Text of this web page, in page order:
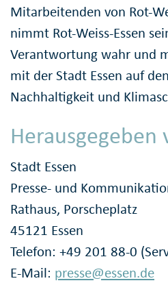
Mitarbeitenden von Rot-
nimmt Rot-Weiss-Essen
Verantwortung wahr und
mit der Stadt Essen auf
Nachhaltigkeit und
Herausgegeben
Stadt Essen
Presse- und
Rathaus, Porscheplatz
45121 Essen
Telefon: +49 201 88-0
E-Mail: presse@essen.de